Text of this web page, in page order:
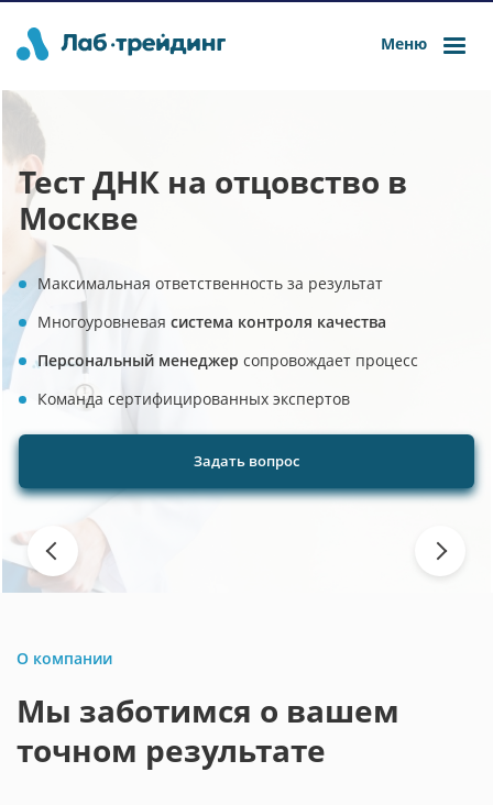
Меню
Previous
Тест ДНК на отцовство в
Москве
Максимальная ответственность за результат
Многоуровневая система контроля качества
Персональный менеджер сопровождает процесс
Команда сертифицированных экспертов
Задать вопрос
Next
О компании
Мы заботимся о вашем
точном результате